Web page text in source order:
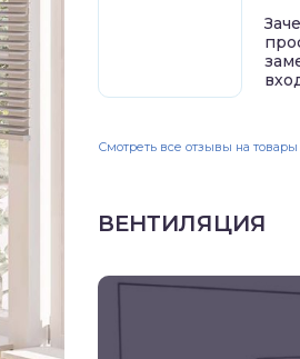
Смотреть все отзывы на товары
ВЕНТИЛЯЦИЯ